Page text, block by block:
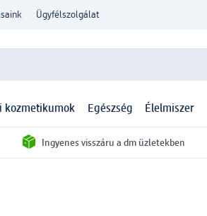
Ügyfélszolgálat
kozmetikumok Egészség Élelmiszer
Ingyenes visszáru a dm üzletekben